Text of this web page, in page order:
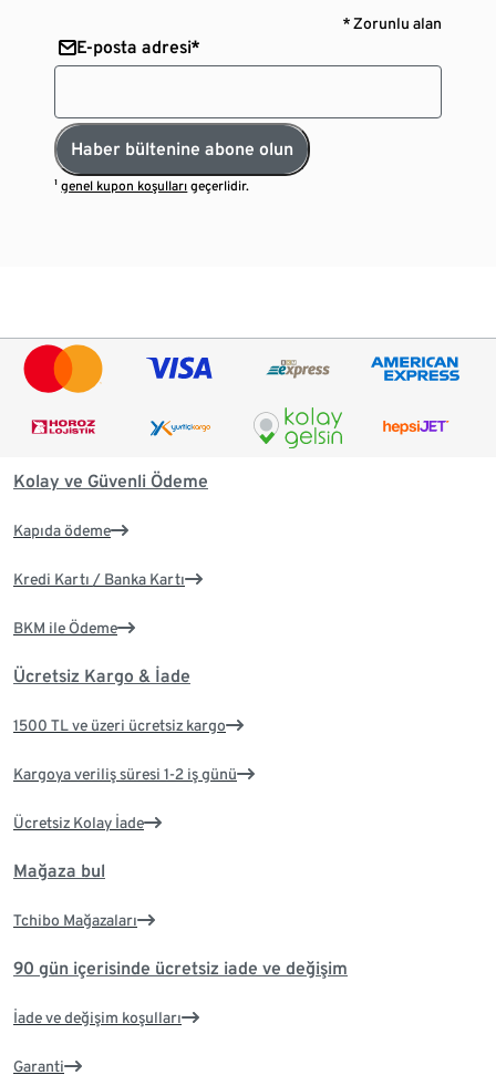
* Zorunlu alan
E-posta adresi*
Haber bültenine abone olun
¹genel kupon koşulları geçerlidir.
Kolay ve Güvenli Ödeme
Kapıda ödeme
Kredi Kartı / Banka Kartı
BKM ile Ödeme
Ücretsiz Kargo & İade
1500 TL ve üzeri ücretsiz kargo
Kargoya veriliş süresi 1-2 iş günü
Ücretsiz Kolay İade
Mağaza bul
Tchibo Mağazaları
90 gün içerisinde ücretsiz iade ve değişim
İade ve değişim koşulları
Garanti